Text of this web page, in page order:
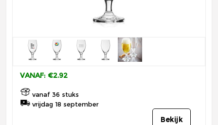
VANAF: €2.92
vanaf 36 stuks
vrijdag 18 september
Bekijk